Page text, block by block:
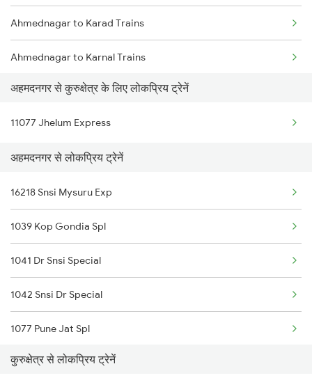
Ahmednagar to Karad Trains
Ahmednagar to Karnal Trains
Ahmednagar to Lucknow Trains
Ahmednagar to Dibbanadoddi Trains
Ahmednagar to Goa Trains
अहमदनगर से कुरुक्षेत्र के लिए लोकप्रिय ट्रेनें
11077 Jhelum Express
अहमदनगर से लोकप्रिय ट्रेनें
16218 Snsi Mysuru Exp
1039 Kop Gondia Spl
1041 Dr Snsi Special
1042 Snsi Dr Special
1077 Pune Jat Spl
1078 Jhelum Covid
कुरुक्षेत्र से लोकप्रिय ट्रेनें